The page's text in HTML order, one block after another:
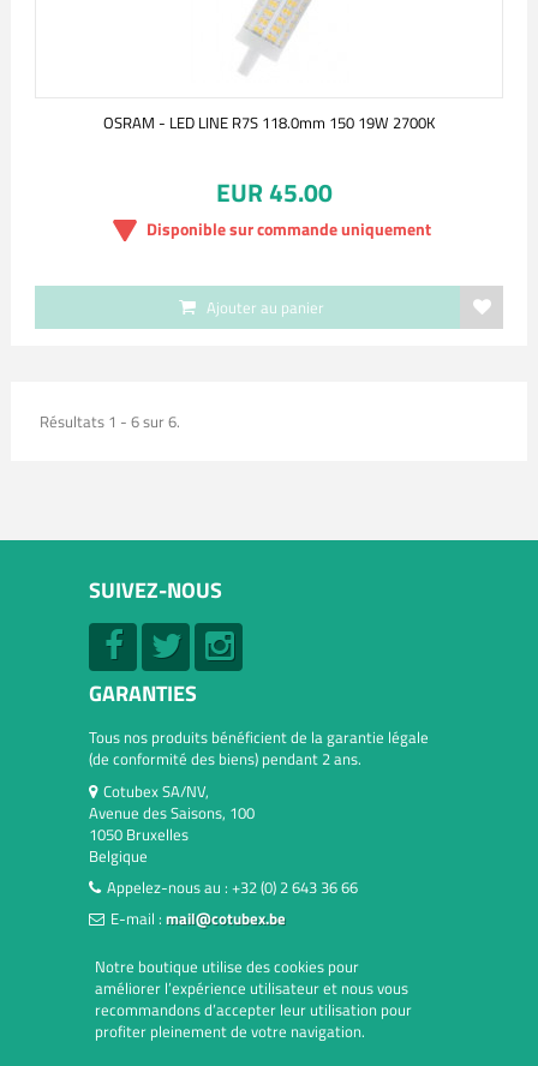
OSRAM - LED LINE R7S 118.0mm 150 19W 2700K
EUR 45.00
Disponible sur commande uniquement
Ajouter au panier
Résultats 1 - 6 sur 6.
SUIVEZ-NOUS
GARANTIES
Tous nos produits bénéficient de la garantie légale
(de conformité des biens) pendant 2 ans.
Cotubex SA/NV,
Avenue des Saisons, 100
1050 Bruxelles
Belgique
Appelez-nous au : +32 (0) 2 643 36 66
E-mail : mail@cotubex.be
Notre boutique utilise des cookies pour
améliorer l’expérience utilisateur et nous vous
recommandons d’accepter leur utilisation pour
profiter pleinement de votre navigation.